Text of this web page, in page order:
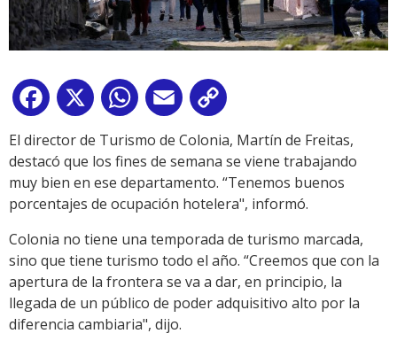
Facebook
X WhatsApp
Email
Link
El director de Turismo de Colonia, Martín de Freitas,
destacó que los fines de semana se viene trabajando
muy bien en ese departamento. “Tenemos buenos
porcentajes de ocupación hotelera", informó.
Colonia no tiene una temporada de turismo marcada,
sino que tiene turismo todo el año. “Creemos que con la
apertura de la frontera se va a dar, en principio, la
llegada de un público de poder adquisitivo alto por la
diferencia cambiaria", dijo.